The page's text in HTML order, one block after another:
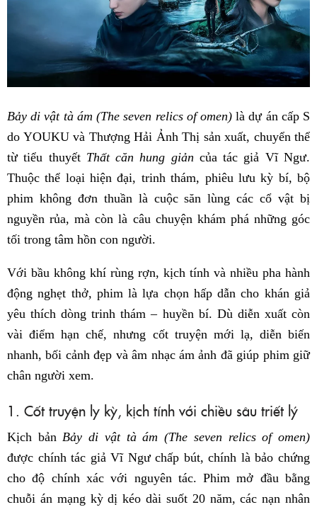
Bảy di vật tà ám (The seven relics of omen)là dự án cấp S
do YOUKU và Thượng Hải Ảnh Thị sản xuất, chuyển thể
từ tiểu thuyết Thất căn hung giản của tác giả Vĩ Ngư.
Thuộc thể loại hiện đại, trinh thám, phiêu lưu kỳ bí, bộ
phim không đơn thuần là cuộc săn lùng các cổ vật bị
nguyền rủa, mà còn là câu chuyện khám phá những góc
tối trong tâm hồn con người.
Với bầu không khí rùng rợn, kịch tính và nhiều pha hành
động nghẹt thở, phim là lựa chọn hấp dẫn cho khán giả
yêu thích dòng trinh thám – huyền bí. Dù diễn xuất còn
vài điểm hạn chế, nhưng cốt truyện mới lạ, diễn biến
nhanh, bối cảnh đẹp và âm nhạc ám ảnh đã giúp phim giữ
chân người xem.
1. Cốt truyện ly kỳ, kịch tính với chiều sâu triết lý
Kịch bảnBảy di vật tà ám (The seven relics of omen)
được chính tác giả Vĩ Ngư chấp bút, chính là bảo chứng
cho độ chính xác với nguyên tác. Phim mở đầu bằng
chuỗi án mạng kỳ dị kéo dài suốt 20 năm, các nạn nhân